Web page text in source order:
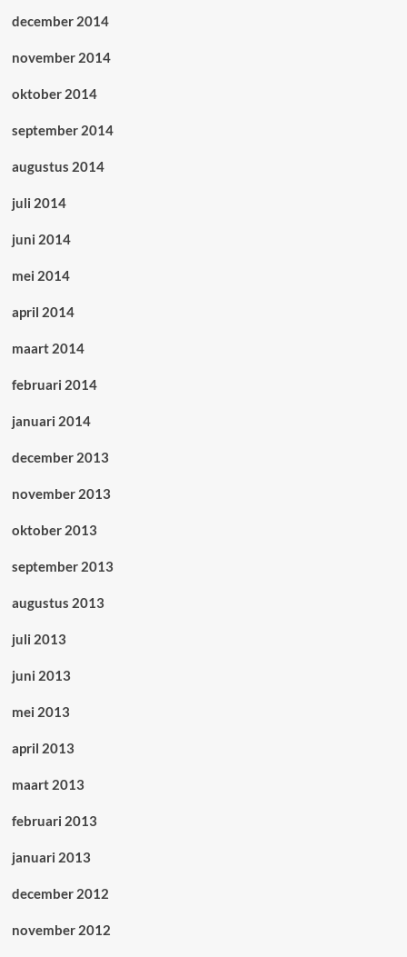
december 2014
november 2014
oktober 2014
september 2014
augustus 2014
juli 2014
juni 2014
mei 2014
april 2014
maart 2014
februari 2014
januari 2014
december 2013
november 2013
oktober 2013
september 2013
augustus 2013
juli 2013
juni 2013
mei 2013
april 2013
maart 2013
februari 2013
januari 2013
december 2012
november 2012